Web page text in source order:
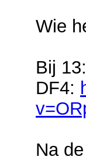
Wie
Bij
DF4:
Na